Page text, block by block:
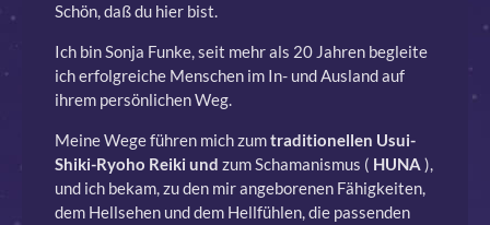
Schön, daß du hier bist.
Ich bin Sonja Funke, seit mehr als 20 Jahren begleite
ich erfolgreiche Menschen im In- und Ausland auf
ihrem persönlichen Weg.
Meine Wege führen mich zumtraditionellen Usui-
Shiki-Ryoho Reiki und zum Schamanismus ( HUNA ),
und ich bekam, zu den mir angeborenen Fähigkeiten,
dem Hellsehen und dem Hellfühlen, die passenden